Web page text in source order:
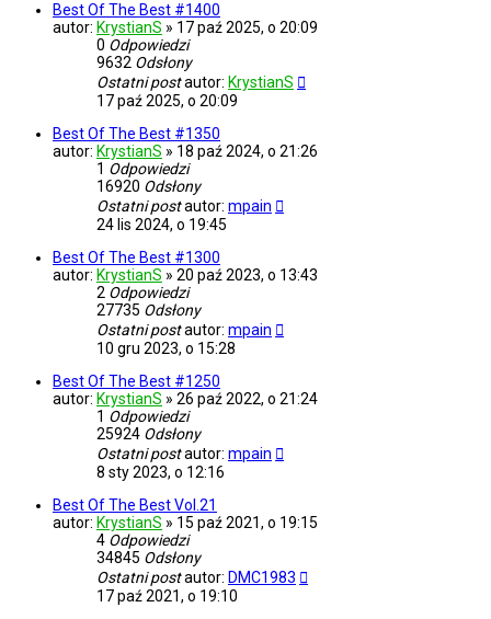
Best Of The Best #1400
autor: KrystianS » 17 paź 2025, o 20:09
0 Odpowiedzi
9632 Odsłony
Ostatni postautor: KrystianS
17 paź 2025, o 20:09
Best Of The Best #1350
autor: KrystianS » 18 paź 2024, o 21:26
1 Odpowiedzi
16920 Odsłony
Ostatni postautor: mpain
24 lis 2024, o 19:45
Best Of The Best #1300
autor: KrystianS » 20 paź 2023, o 13:43
2 Odpowiedzi
27735 Odsłony
Ostatni postautor: mpain
10 gru 2023, o 15:28
Best Of The Best #1250
autor: KrystianS » 26 paź 2022, o 21:24
1 Odpowiedzi
25924 Odsłony
Ostatni postautor: mpain
8 sty 2023, o 12:16
Best Of The Best Vol.21
autor: KrystianS » 15 paź 2021, o 19:15
4 Odpowiedzi
34845 Odsłony
Ostatni postautor: DMC1983
17 paź 2021, o 19:10